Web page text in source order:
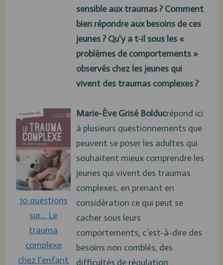
10 questions
sur... Le
trauma
complexe
chez l'enfant
sensible aux traumas ? Comment
bien répondre aux besoins de ces
jeunes ? Qu'y a t-il sous les «
problèmes de comportements »
observés chez les jeunes qui
vivent des traumas complexes ?
Marie-Ève Grisé Bolducrépond ici
à plusieurs questionnements que
peuvent se poser les adultes qui
souhaitent mieux comprendre les
jeunes qui vivent des traumas
complexes, en prenant en
considération ce qui peut se
cacher sous leurs
comportements, c’est-à-dire des
besoins non comblés, des
difficultés de régulation